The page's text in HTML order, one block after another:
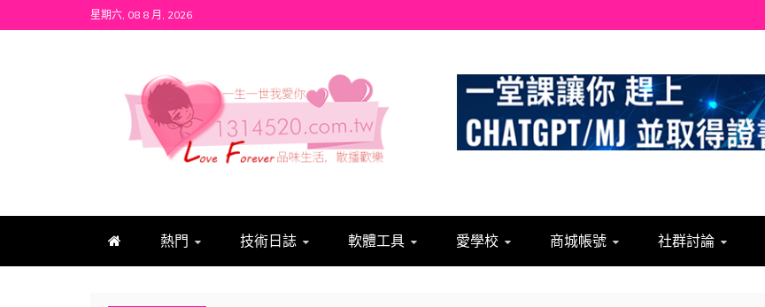
to
星期六, 08 8 月, 2026
1314520
熱門 技術日誌 軟體工具 愛學校 商城帳號 社群討論